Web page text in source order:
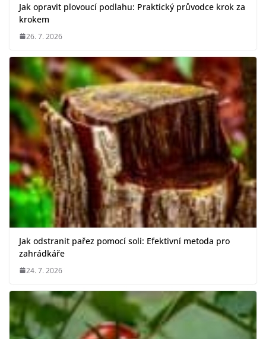
Jak opravit plovoucí podlahu: Praktický průvodce krok za
krokem
26. 7. 2026
Jak odstranit pařez pomocí soli: Efektivní metoda pro
zahrádkáře
24. 7. 2026